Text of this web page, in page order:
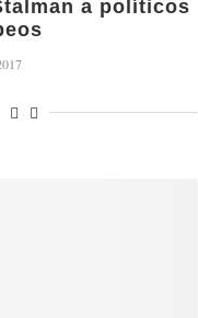
a políticos